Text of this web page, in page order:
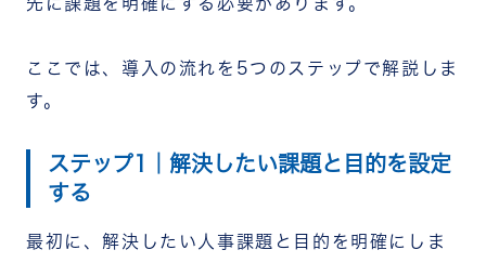
ここでは、導入の流れを5つのステップで解説しま
す。
ステップ1｜解決したい課題と目的を設定
する
最初に、解決したい人事課題と目的を明確にしま